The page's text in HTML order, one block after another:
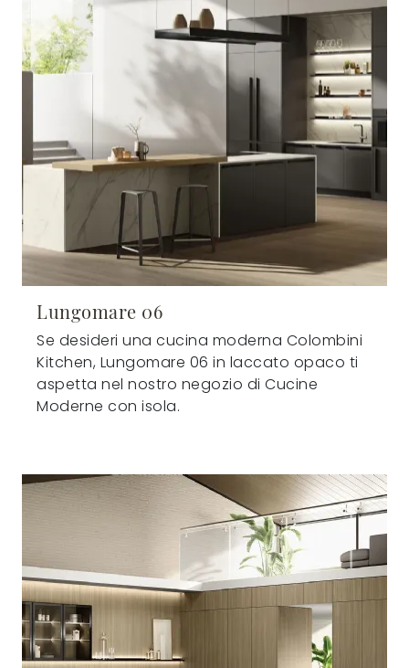
Lungomare 06
Se desideri una cucina moderna Colombini
Kitchen, Lungomare 06 in laccato opaco ti
aspetta nel nostro negozio di Cucine
Moderne con isola.